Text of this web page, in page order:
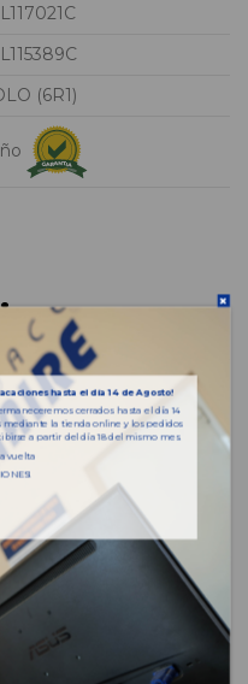
(6R1)
hasta el día 14 de Agosto!
cerrados hasta el día 14
mediante la tienda online y los pedidos
a partir del día 18 del mismo mes.
vuelta